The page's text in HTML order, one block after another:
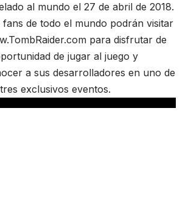
al mundo el 27 de abril de 2018.
fans de todo el mundo podrán visitar
para disfrutar de
de jugar al juego y
a sus desarrolladores en uno de
exclusivos eventos.